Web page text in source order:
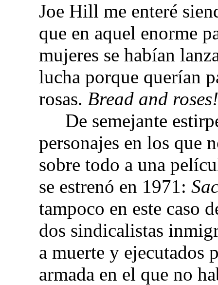
Joe Hill me enteré
que en aquel enorme
mujeres se habían
lucha porque querían
rosas. Bread and roses!
De semejante
personajes en los que
sobre todo a una
se estrenó en 1971:
tampoco en este caso
dos sindicalistas
a muerte y ejecutados
armada en el que no